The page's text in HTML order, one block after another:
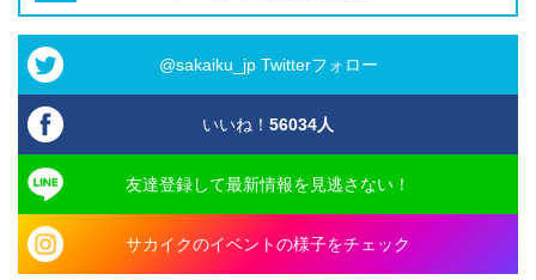
@sakaiku_jp Twitterフォロー
いいね！ 56034人
友達登録して最新情報を見逃さない！
サカイクのイベントの様子をチェック